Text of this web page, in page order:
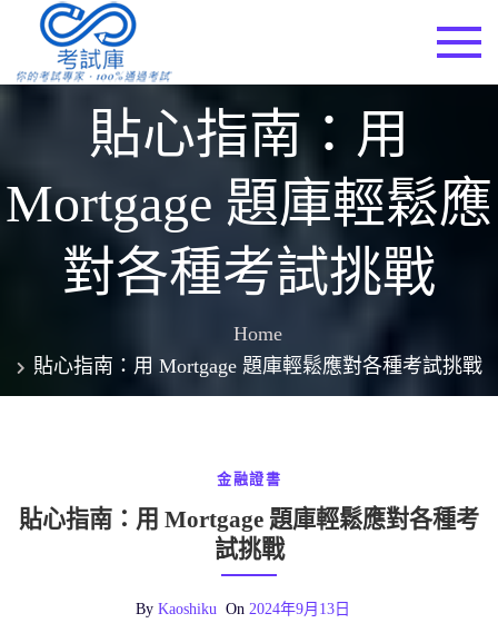
content
貼心指南：用
Mortgage 題庫輕鬆應
對各種考試挑戰
Home
貼心指南：用 Mortgage 題庫輕鬆應對各種考試挑戰
金融證書
貼心指南：用 Mortgage 題庫輕鬆應對各種考
試挑戰
By Kaoshiku On 2024年9月13日